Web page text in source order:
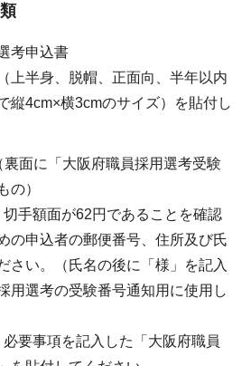
考申込書
上半身、脱帽、正面向、半年以内
縦4cm×横3cmのサイズ）を貼付し
面に「大阪府職員採用選考受験
の）
手額面が62円であることを確認
の申込者の郵便番号、住所及び氏
さい。（氏名の後に「様」を記入
用選考の受験番号通知用に使用し
要事項を記入した「大阪府職員